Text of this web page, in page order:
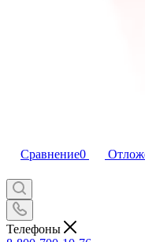
Сравнение0
Телефоны